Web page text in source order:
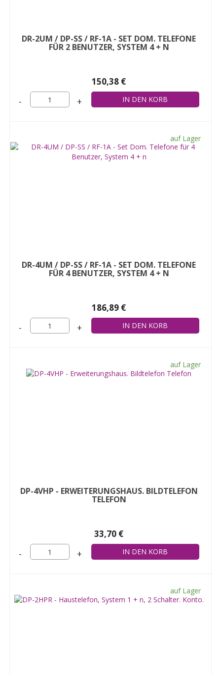
DR-2UM / DP-SS / RF-1A - SET DOM. TELEFONE
FÜR 2 BENUTZER, SYSTEM 4 + N
150,38 €
- +
auf Lager
DR-4UM / DP-SS / RF-1A - SET DOM. TELEFONE
FÜR 4 BENUTZER, SYSTEM 4 + N
186,89 €
- +
auf Lager
DP-4VHP - ERWEITERUNGSHAUS. BILDTELEFON
TELEFON
33,70 €
- +
auf Lager